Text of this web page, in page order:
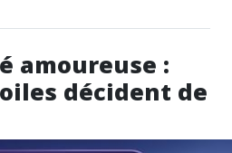
amoureuse :
décident de